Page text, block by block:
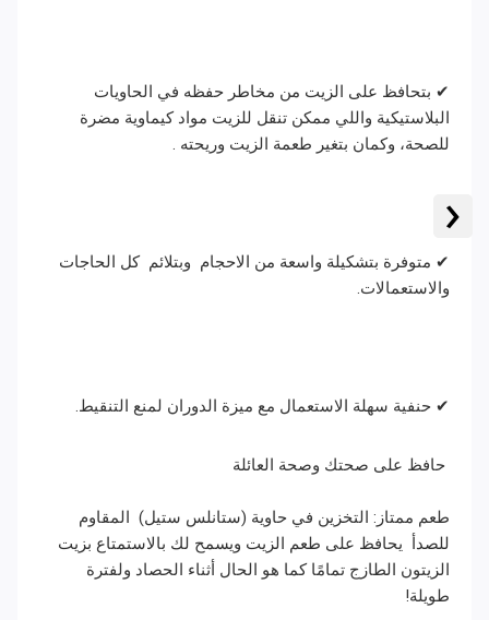
‹
✔ بتحافظ على الزيت من مخاطر حفظه في الحاويات
البلاستيكية واللي ممكن تنقل للزيت مواد كيماوية مضرة
للصحة، وكمان بتغير طعمة الزيت وريحته .
✔ متوفرة بتشكيلة واسعة من الاحجام وبتلائم كل الحاجات
والاستعمالات.
✔ حنفية سهلة الاستعمال مع ميزة الدوران لمنع التنقيط.
حافظ على صحتك وصحة العائلة
طعم ممتاز: التخزين في حاوية (ستانلس ستيل) المقاوم
للصدأ يحافظ على طعم الزيت ويسمح لك بالاستمتاع بزيت
الزيتون الطازج تمامًا كما هو الحال أثناء الحصاد ولفترة
طويلة!